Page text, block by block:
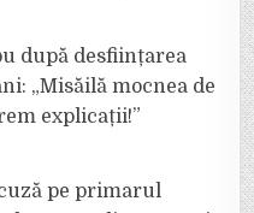
după desființarea
„Misăilă mocnea de
explicații!”
pe primarul